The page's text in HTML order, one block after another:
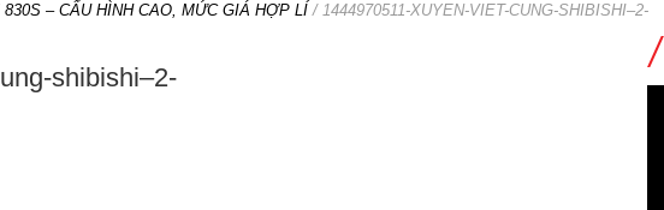
– CẤU HÌNH CAO, MỨC GIÁ HỢP LÍ/ 1444970511-XUYEN-VIET-CUNG-SHIBISHI–2-
shibishi–2-